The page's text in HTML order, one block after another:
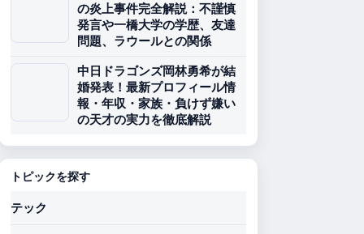
の炎上事件完全解説：不謹慎
発言や一橋大学の学歴、友達
問題、ラウールとの関係
中日ドラゴンズ岡林勇希が結
婚発表！最新プロフィール情
報・年収・家族・負けず嫌い
の天才の実力を徹底解説
トピックを探す
テック